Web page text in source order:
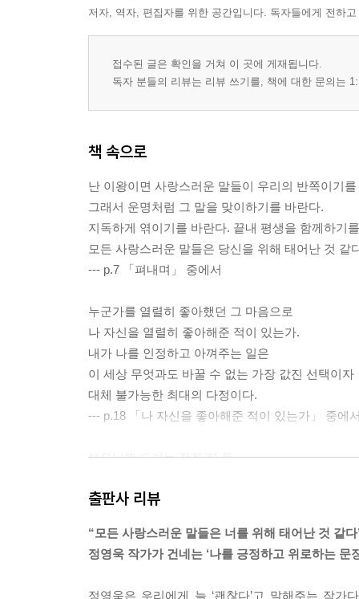
저자, 역자, 편집자를 위한 공간입니다. 독자들에게 전하
접수된 글은 확인을 거쳐 이 곳에 게재됩니다.
독자 분들의 리뷰는 리뷰 쓰기를, 책에 대한 문의는
책 속으로
난 이왕이면 사랑스러운 말들이 우리의 반쪽이기
그래서 운명처럼 그 말을 맞이하기를 바란다.
지독하게 엮이기를 바란다. 끝내 평생을 함께하기
모든 사랑스러운 말들은 당신을 위해 태어난 것 같
--- p.7 「펴내며」 중에서
누군가를 열렬히 좋아했던 그 마음으로
나 자신을 열렬히 좋아해준 적이 있는가.
내가 나를 인정하고 아껴주는 일은
이 세상 무엇과도 바꿀 수 없는 가장 값진 선택이자
대체 불가능한 최대의 다정이다.
--- p.18 「나 자신을 좋아해준 적이 있는가」 중에
부모님께 드리는 전화 한 통,
친한 친구와 아주 실없이 짓게 되는 웃음.
정말 잊지 말아야 할 것들을 잊지 말기.
--- p. 24 「바쁘다는 이유로 놓치지 말아야 할 것」
출판사 리뷰
“모든 사랑스러운 말들은 너를 위해 태어난 것 같
정영욱 작가가 건네는 ‘나를 긍정하고 위로하는 문
정영욱은 우리에게 늘 ‘괜찮다’고 말해주는 작